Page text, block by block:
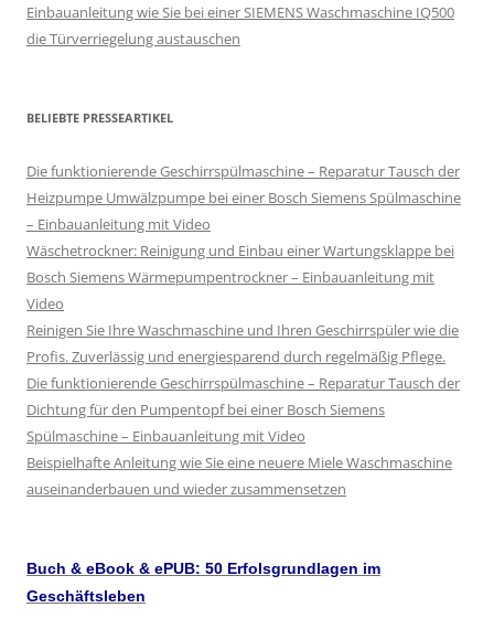
Einbauanleitung wie Sie bei einer SIEMENS Waschmaschine IQ500
die Türverriegelung austauschen
BELIEBTE PRESSEARTIKEL
Die funktionierende Geschirrspülmaschine – Reparatur Tausch der
Heizpumpe Umwälzpumpe bei einer Bosch Siemens Spülmaschine
– Einbauanleitung mit Video
Wäschetrockner: Reinigung und Einbau einer Wartungsklappe bei
Bosch Siemens Wärmepumpentrockner – Einbauanleitung mit
Video
Reinigen Sie Ihre Waschmaschine und Ihren Geschirrspüler wie die
Profis. Zuverlässig und energiesparend durch regelmäßig Pflege.
Die funktionierende Geschirrspülmaschine – Reparatur Tausch der
Dichtung für den Pumpentopf bei einer Bosch Siemens
Spülmaschine – Einbauanleitung mit Video
Beispielhafte Anleitung wie Sie eine neuere Miele Waschmaschine
auseinanderbauen und wieder zusammensetzen
Buch & eBook & ePUB: 50 Erfolsgrundlagen im
Geschäftsleben